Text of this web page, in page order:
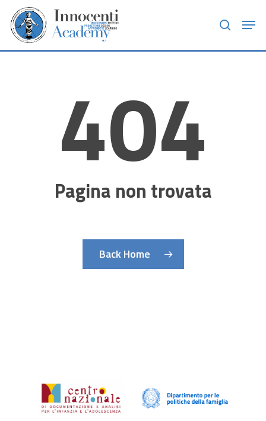
Skip
main
search
404
Pagina non trovata
Back Home